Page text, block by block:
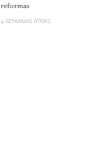
reformas
4 SEMANAS ATRÁS